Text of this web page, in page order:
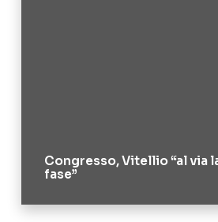
Congresso, Vitellio “al via
fase”